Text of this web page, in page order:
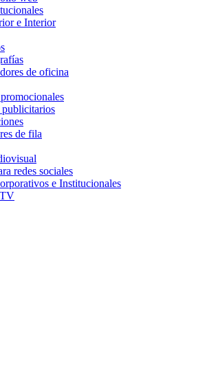
e Interior
de oficina
de fila
redes sociales
e Institucionales